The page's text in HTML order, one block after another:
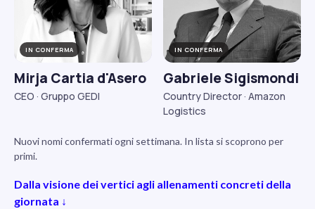
IN CONFERMA
Mirja Cartia d'Asero
CEO · Gruppo GEDI
IN CONFERMA
Gabriele Sigismondi
Country Director · Amazon
Logistics
Nuovi nomi confermati ogni settimana. In lista si scoprono per
primi.
Dalla visione dei vertici agli allenamenti concreti della
giornata ↓